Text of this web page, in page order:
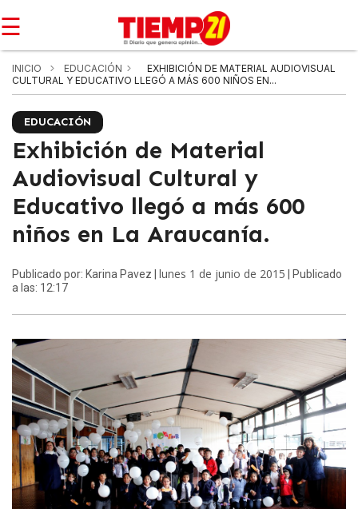
☰
INICIO EDUCACIÓN
EXHIBICIÓN DE MATERIAL AUDIOVISUAL
CULTURAL Y EDUCATIVO LLEGÓ A MÁS 600 NIÑOS EN...
EDUCACIÓN
Exhibición de Material
Audiovisual Cultural y
Educativo llegó a más 600
niños en La Araucanía.
Publicado por: Karina Pavez | lunes 1 de junio de 2015 | Publicado
a las: 12:17